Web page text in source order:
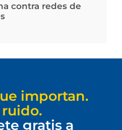
contra redes de
importan.
gratis a